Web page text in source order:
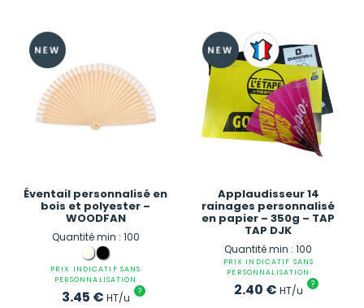
Éventail personnalisé en
bois et polyester –
WOODFAN
Quantité min : 100
PRIX INDICATIF SANS
PERSONNALISATION
3.45 € HT/u ?
Applaudisseur 14
rainages personnalisé
en papier – 350g – TAP
TAP DJK
Quantité min : 100
PRIX INDICATIF SANS
PERSONNALISATION
2.40 € HT/u ?